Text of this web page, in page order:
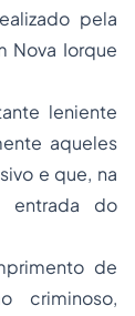
pela
Nova Iorque
leniente
aqueles
e que, na
entrada do
de
criminoso,